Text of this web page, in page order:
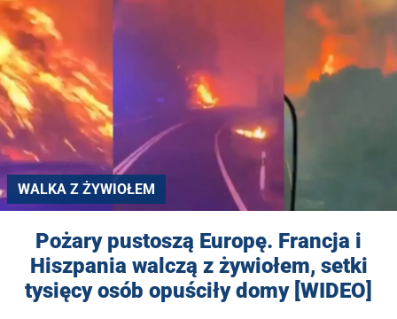
WALKA Z ŻYWIOŁEM
Pożary pustoszą Europę. Francja i
Hiszpania walczą z żywiołem, setki
tysięcy osób opuściły domy [WIDEO]